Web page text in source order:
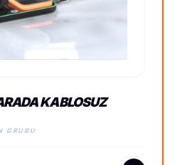
KABLOSUZ
GRUBU